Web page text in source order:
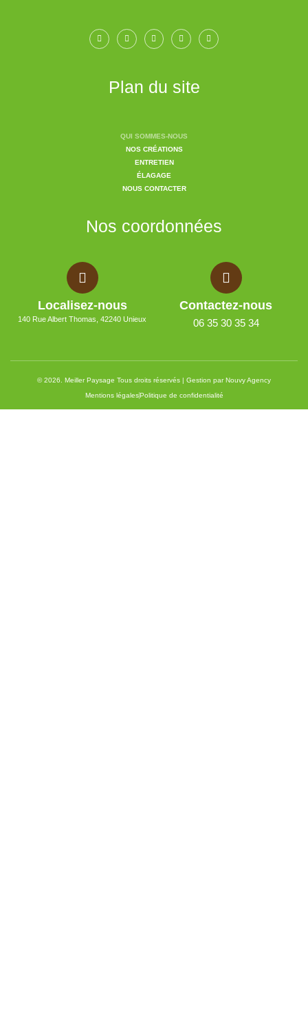
Plan du site
QUI SOMMES-NOUS
NOS CRÉATIONS
ENTRETIEN
ÉLAGAGE
NOUS CONTACTER
Nos coordonnées
Localisez-nous
140 Rue Albert Thomas, 42240 Unieux
Contactez-nous
06 35 30 35 34
© 2026. Meiller Paysage Tous droits réservés | Gestion par Nouvy Agency
Mentions légalesPolitique de confidentialité